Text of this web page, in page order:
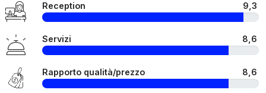
Reception 9,3
Servizi 8,6
Rapporto qualità/prezzo 8,6